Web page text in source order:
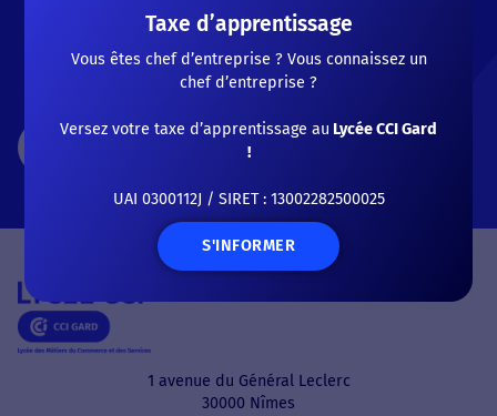
examens. L’une d’elle vous
intéresse ? Démarrez sans
plus tarder vos démarches
1 avenue du Général Leclerc
30000 Nîmes
Taxe d’apprentissage
Vous êtes chef d’entreprise ? Vous connaissez un
chef d’entreprise ?
Versez votre taxe d’apprentissage au Lycée CCI Gard
!
UAI 0300112J / SIRET : 13002282500025
S'INFORMER